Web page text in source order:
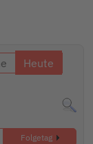
Heute
Folgetag